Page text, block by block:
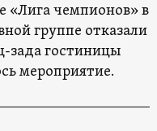
«Лига чемпионов» в
группе отказали
зада гостиницы
мероприятие.